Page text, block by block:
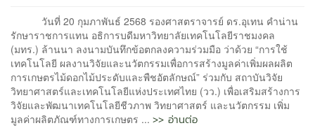
วันที่ 20 กุมภาพันธ์ 2568 รองศาสตราจารย์ ดร.อุเทน คำน่าน
รักษาราชการแทน อธิการบดีมหาวิทยาลัยเทคโนโลยีราชมงคล
(มทร.) ล้านนา ลงนามบันทึกข้อตกลงความร่วมมือ ว่าด้วย “การใช้
เทคโนโลยี ผลงานวิจัยและนวัตกรรมเพื่อการสร้างมูลค่าเพิ่มผลผลิต
การเกษตรไม้ดอกไม้ประดับและพืชอัตลักษณ์” ร่วมกับ สถาบันวิจัย
วิทยาศาสตร์และเทคโนโลยีแห่งประเทศไทย (วว.) เพื่อเสริมสร้างการ
วิจัยและพัฒนาเทคโนโลยีชีวภาพ วิทยาศาสตร์ และนวัตกรรม เพิ่ม
มูลค่าผลิตภัณฑ์ทางการเกษตร ... >> อ่านต่อ